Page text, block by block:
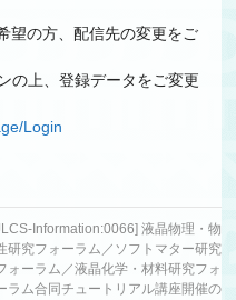
望の方、配信先の変更をご
の上、登録データをご変更
Login
Information:0066] 液晶物理・物
研究フォーラム／ソフトマター研究
ォーラム／液晶化学・材料研究フォ
ラム合同チュートリアル講座開催の